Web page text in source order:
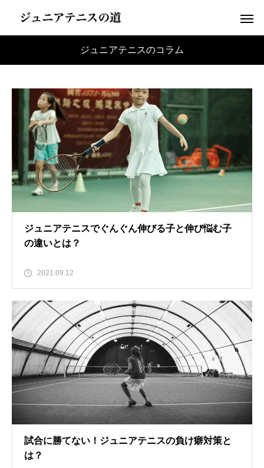
ジュニアテニスのコラム
ジュニアテニスでぐんぐん伸びる子と伸び悩む子
の違いとは？
2021.09.12
試合に勝てない！ジュニアテニスの負け癖対策と
は？